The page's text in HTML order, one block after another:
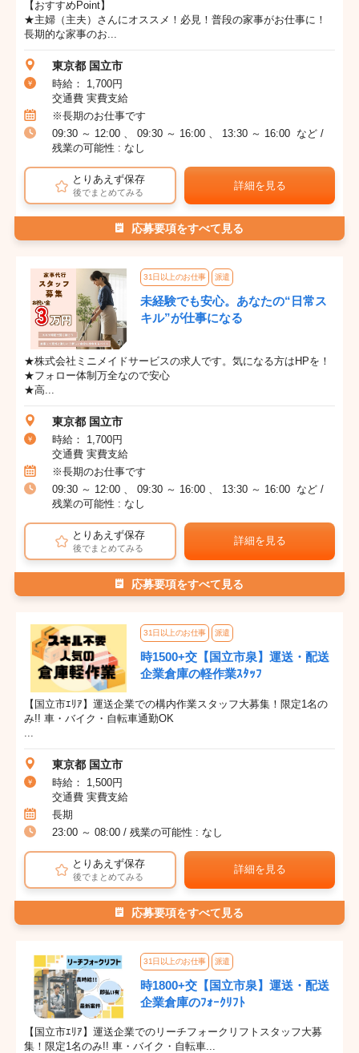
【おすすめPoint】
★主婦（主夫）さんにオススメ！必見！普段の家事がお仕事に！
長期的な家事のお...
東京都 国立市
時給： 1,700円
交通費 実費支給
※長期のお仕事です
09:30 ～ 12:00 、 09:30 ～ 16:00 、 13:30 ～ 16:00 など /
残業の可能性 : なし
とりあえず保存
後でまとめてみる
詳細を見る
応募要項をすべて見る
31日以上のお仕事 派遣
未経験でも安心。あなたの“日常ス
キル”が仕事になる
★株式会社ミニメイドサービスの求人です。気になる方はHPを！
★フォロー体制万全なので安心
★高...
東京都 国立市
時給： 1,700円
交通費 実費支給
※長期のお仕事です
09:30 ～ 12:00 、 09:30 ～ 16:00 、 13:30 ～ 16:00 など /
残業の可能性 : なし
とりあえず保存
後でまとめてみる
詳細を見る
応募要項をすべて見る
31日以上のお仕事 派遣
時1500+交【国立市泉】運送・配送
企業倉庫の軽作業ｽﾀｯﾌ
【国立市ｴﾘｱ】運送企業での構内作業スタッフ大募集！限定1名の
み!! 車・バイク・自転車通勤OK
東京都 国立市
時給： 1,500円
交通費 実費支給
長期
23:00 ～ 08:00 / 残業の可能性 : なし
とりあえず保存
後でまとめてみる
詳細を見る
応募要項をすべて見る
31日以上のお仕事 派遣
時1800+交【国立市泉】運送・配送
企業倉庫のﾌｫｰｸﾘﾌﾄ
【国立市ｴﾘｱ】運送企業でのリーチフォークリフトスタッフ大募
集！限定1名のみ!! 車・バイク・自転車...